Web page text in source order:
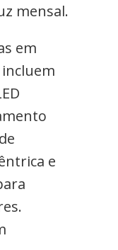
mensal.
em
e